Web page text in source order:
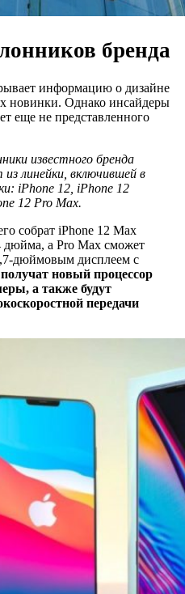
бренда
информацию о дизайне
новинки. Однако инсайдеры
еще не представленного
известного бренда
линейки, включившей в
iPhone 12, iPhone 12
12 Pro Max.
собрат iPhone 12 Max
дюйма, а Pro Max сможет
дюймовым дисплеем с
новый процессор
а также будут
передачи